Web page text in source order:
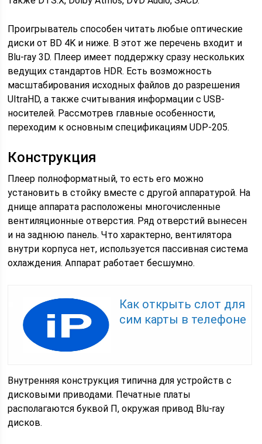
Проигрыватель способен читать любые оптические
диски от BD 4K и ниже. В этот же перечень входит и
Blu-ray 3D. Плеер имеет поддержку сразу нескольких
ведущих стандартов HDR. Есть возможность
масштабирования исходных файлов до разрешения
UltraHD, а также считывания информации с USB-
носителей. Рассмотрев главные особенности,
переходим к основным спецификациям UDP-205.
Конструкция
Плеер полноформатный, то есть его можно
установить в стойку вместе с другой аппаратурой. На
днище аппарата расположены многочисленные
вентиляционные отверстия. Ряд отверстий вынесен
и на заднюю панель. Что характерно, вентилятора
внутри корпуса нет, используется пассивная система
охлаждения. Аппарат работает бесшумно.
Как открыть слот для
сим карты в телефоне
Внутренняя конструкция типична для устройств с
дисковыми приводами. Печатные платы
располагаются буквой П, окружая привод Blu-ray
дисков.